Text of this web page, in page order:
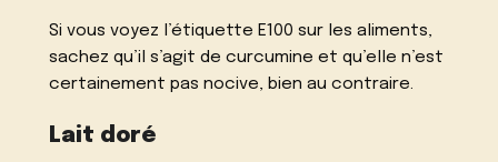
Si vous voyez l’étiquette E100 sur les aliments,
sachez qu’il s’agit de curcumine et qu’elle n’est
certainement pas nocive, bien au contraire.
Lait doré